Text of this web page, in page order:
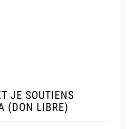
JE SOUTIENS
(DON LIBRE)